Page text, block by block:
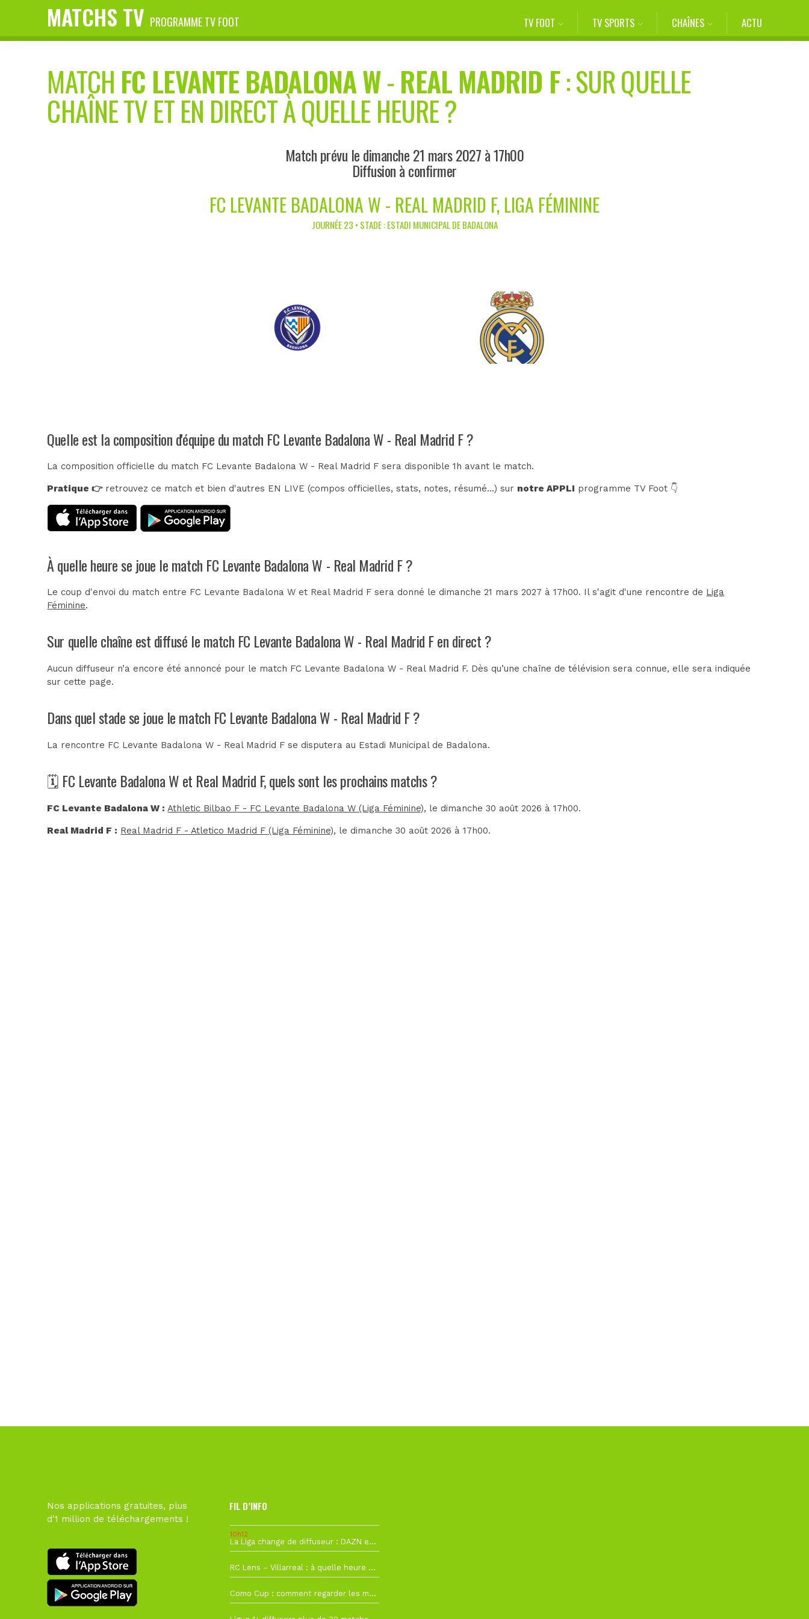
MATCHS TV PROGRAMME TV FOOT TV FOOT TV SPORTS CHAÎNES ACTU
MATCH FC LEVANTE BADALONA W-REAL MADRID F: SUR QUELLE
CHAÎNE TV ET EN DIRECT À QUELLE HEURE ?
Match prévu le dimanche 21 mars 2027 à 17h00
Diffusion à confirmer
FC LEVANTE BADALONA W - REAL MADRID F, LIGA FÉMININE
JOURNÉE 23 • STADE : ESTADI MUNICIPAL DE BADALONA
Quelle est la composition d'équipe du match FC Levante Badalona W - Real Madrid F ?
La composition officielle du match FC Levante Badalona W - Real Madrid F sera disponible 1h avant le match.
Pratique 👉retrouvez ce match et bien d'autres EN LIVE (compos officielles, stats, notes, résumé...) sur notre APPLI programme TV Foot 👇
À quelle heure se joue le match FC Levante Badalona W - Real Madrid F ?
Le coup d'envoi du match entre FC Levante Badalona W et Real Madrid F sera donné le dimanche 21 mars 2027 à 17h00. Il s'agit d'une rencontre de Liga
Féminine.
Sur quelle chaîne est diffusé le match FC Levante Badalona W - Real Madrid F en direct ?
Aucun diffuseur n’a encore été annoncé pour le match FC Levante Badalona W - Real Madrid F. Dès qu’une chaîne de télévision sera connue, elle sera indiquée
sur cette page.
Dans quel stade se joue le match FC Levante Badalona W - Real Madrid F ?
La rencontre FC Levante Badalona W - Real Madrid F se disputera au Estadi Municipal de Badalona.
🗓️ FC Levante Badalona W et Real Madrid F, quels sont les prochains matchs ?
FC Levante Badalona W : Athletic Bilbao F - FC Levante Badalona W (Liga Féminine), le dimanche 30 août 2026 à 17h00.
Real Madrid F : Real Madrid F - Atletico Madrid F (Liga Féminine), le dimanche 30 août 2026 à 17h00.
Nos applications gratuites, plus
d'1 million de téléchargements !
FIL D’INFO
10h12
La Liga change de diffuseur : DAZN et Disney+ remplacent beIN Sports !
RC Lens – Villarreal : à quelle heure et sur quelle chaîne voir la finale de la Como Cup ?
Como Cup : comment regarder les matchs du RC Lens en direct ?